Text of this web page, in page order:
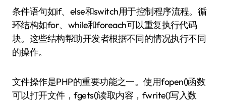
条件语句如if、else和switch用于控制程序流程。循
环结构如for、while和foreach可以重复执行代码
块。这些结构帮助开发者根据不同的情况执行不同
的操作。
文件操作是PHP的重要功能之一。使用fopen()函数
可以打开文件，fgets()读取内容，fwrite()写入数